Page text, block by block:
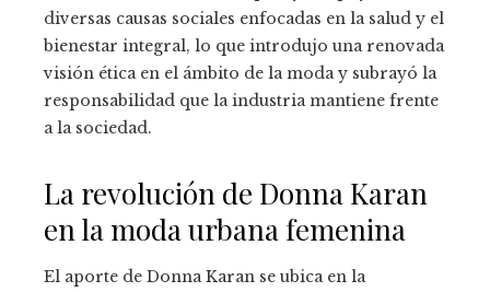
diversas causas sociales enfocadas en la salud y el
bienestar integral, lo que introdujo una renovada
visión ética en el ámbito de la moda y subrayó la
responsabilidad que la industria mantiene frente
a la sociedad.
La revolución de Donna Karan
en la moda urbana femenina
El aporte de Donna Karan se ubica en la